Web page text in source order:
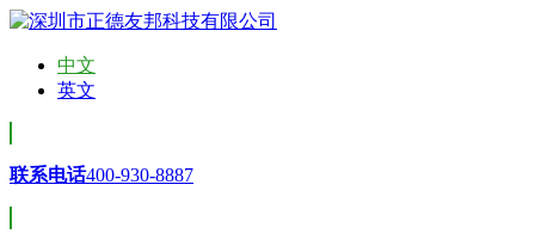
中文
英文
联系电话400-930-8887